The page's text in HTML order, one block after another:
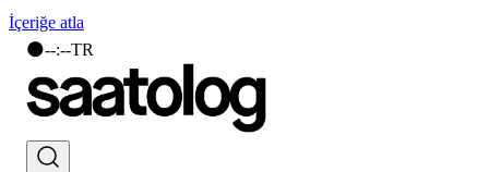
İçeriğe atla
🌑--:--TR